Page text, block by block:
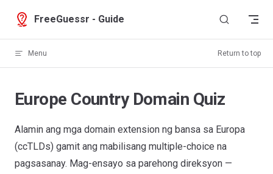
Skip to content
FreeGuessr - Guide
Menu Return to top
Europe Country Domain Quiz
Alamin ang mga domain extension ng bansa sa Europa
(ccTLDs) gamit ang mabilisang multiple-choice na
pagsasanay. Mag-ensayo sa parehong direksyon —